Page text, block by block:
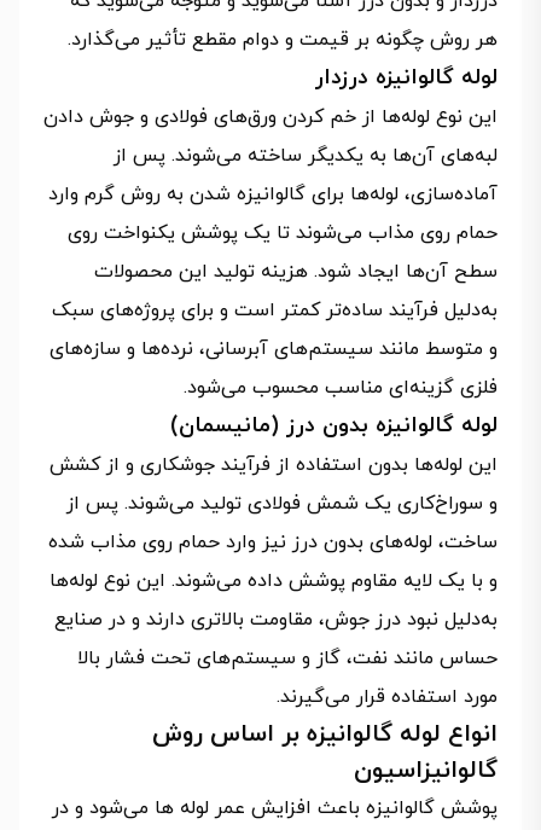
هر روش چگونه بر قیمت و دوام مقطع تأثیر می‌گذارد.
لوله گالوانیزه درزدار
این نوع لوله‌ها از خم کردن ورق‌های فولادی و جوش دادن
لبه‌های آن‌ها به یکدیگر ساخته می‌شوند. پس از
آماده‌سازی، لوله‌ها برای گالوانیزه شدن به روش گرم وارد
حمام روی مذاب می‌شوند تا یک پوشش یکنواخت روی
سطح آن‌ها ایجاد شود. هزینه تولید این محصولات
به‌دلیل فرآیند ساده‌تر کمتر است و برای پروژه‌های سبک
و متوسط مانند سیستم‌های آبرسانی، نرده‌ها و سازه‌های
فلزی گزینه‌ای مناسب محسوب می‌شود.
لوله گالوانیزه بدون درز (مانیسمان)
این لوله‌ها بدون استفاده از فرآیند جوشکاری و از کشش
و سوراخ‌کاری یک شمش فولادی تولید می‌شوند. پس از
ساخت، لوله‌های بدون درز نیز وارد حمام روی مذاب شده
و با یک لایه مقاوم پوشش داده می‌شوند. این نوع لوله‌ها
به‌دلیل نبود درز جوش، مقاومت بالاتری دارند و در صنایع
حساس مانند نفت، گاز و سیستم‌های تحت فشار بالا
مورد استفاده قرار می‌گیرند.
انواع لوله گالوانیزه بر اساس روش
گالوانیزاسیون
پوشش گالوانیزه باعث افزایش عمر لوله‌ ها می‌شود و در